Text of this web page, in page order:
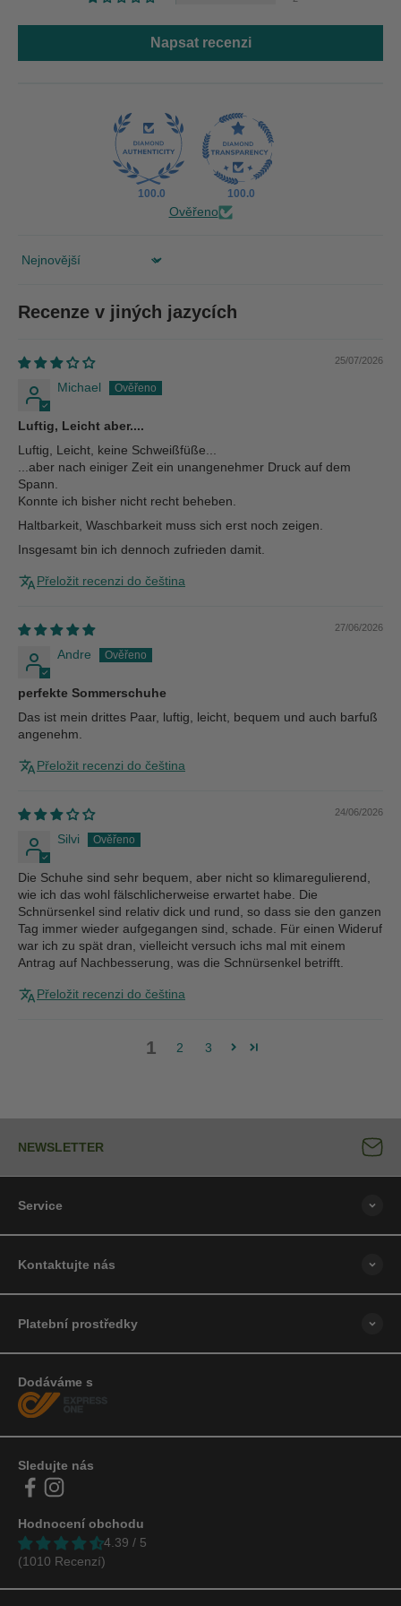
Napsat recenzi
100.0 100.0
Ověřeno
Sort by
Recenze v jiných jazycích
25/07/2026
Michael
Luftig, Leicht aber....
Luftig, Leicht, keine Schweißfüße...
...aber nach einiger Zeit ein unangenehmer Druck auf dem
Spann.
Konnte ich bisher nicht recht beheben.
Haltbarkeit, Waschbarkeit muss sich erst noch zeigen.
Insgesamt bin ich dennoch zufrieden damit.
Přeložit recenzi do čeština
27/06/2026
Andre
perfekte Sommerschuhe
Das ist mein drittes Paar, luftig, leicht, bequem und auch barfuß
angenehm.
Přeložit recenzi do čeština
24/06/2026
Silvi
Die Schuhe sind sehr bequem, aber nicht so klimaregulierend,
wie ich das wohl fälschlicherweise erwartet habe. Die
Schnürsenkel sind relativ dick und rund, so dass sie den ganzen
Tag immer wieder aufgegangen sind, schade. Für einen Wideruf
war ich zu spät dran, vielleicht versuch ichs mal mit einem
Antrag auf Nachbesserung, was die Schnürsenkel betrifft.
Přeložit recenzi do čeština
1 2 3
NEWSLETTER
Service
Kontaktujte nás
Sledujte nás
Hodnocení obchodu
4.39 / 5
(1010 Recenzí)
Dodáváme s
Platební prostředky